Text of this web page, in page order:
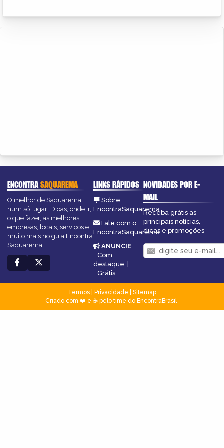
ENCONTRASAQUAREMA
O melhor de Saquarema
num só lugar! Dicas, onde ir,
o que fazer, as melhores
empresas, locais, serviços e
muito mais no guia Encontra
Saquarema.
LINKS RÁPIDOS
Sobre
EncontraSaquarema
Fale com o
EncontraSaquarema
ANUNCIE:
Com
destaque |
Grátis
NOVIDADES POR E-
MAIL
Receba grátis as
principais notícias,
dicas e promoções
Termos| Privacidade
Sitemap
Criado com ❤️ e ☕ pelo time do EncontraBrasil